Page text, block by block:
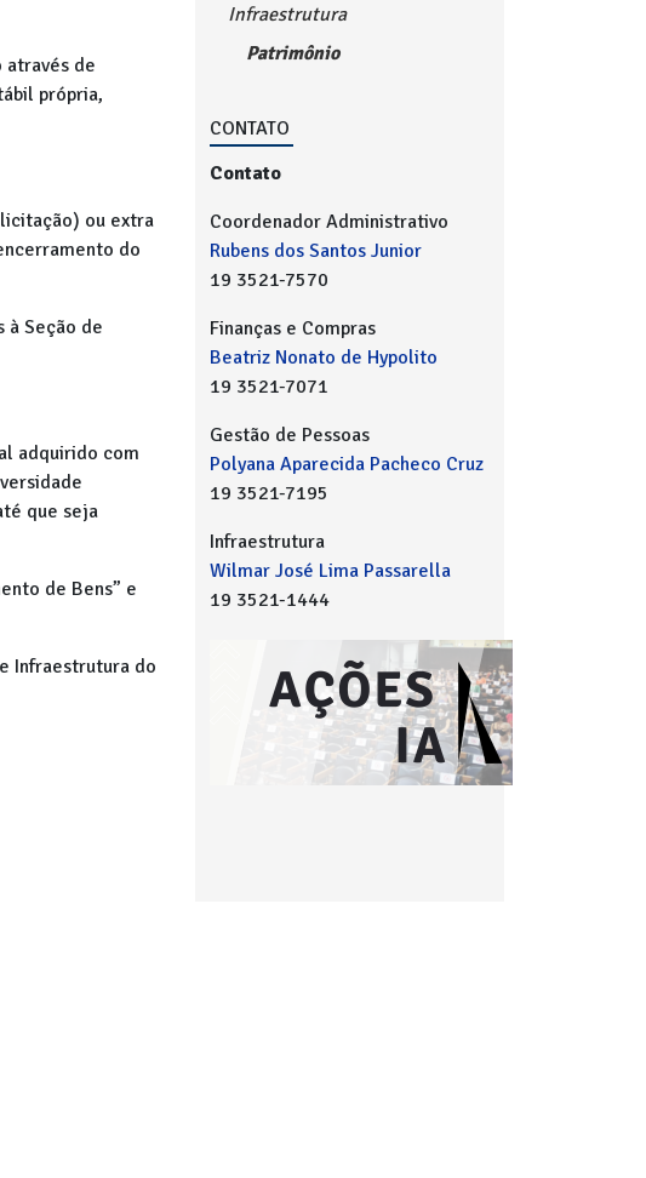
de
própria,
ou extra
do
à Seção de
adquirido com
que seja
de Bens” e
Infraestrutura do
Infraestrutura
Patrimônio
CONTATO
Contato
Coordenador Administrativo
Rubens dos Santos Junior
19 3521-7570
Finanças e Compras
Beatriz Nonato de Hypolito
19 3521-7071
Gestão de Pessoas
Polyana Aparecida Pacheco Cruz
19 3521-7195
Infraestrutura
Wilmar José Lima Passarella
19 3521-1444